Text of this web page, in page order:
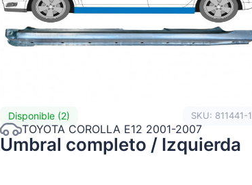
Disponible (2) SKU: 811441-1
TOYOTA COROLLA E12 2001-2007
Umbral completo / Izquierda